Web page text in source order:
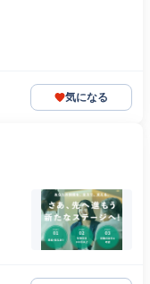
気になる